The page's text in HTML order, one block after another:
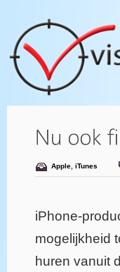
Apple, iTunes
iPhone-
mogelijkheid
huren vanuit